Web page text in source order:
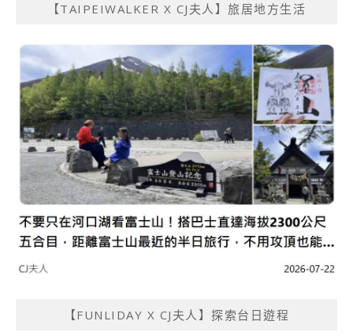
【TAIPEIWALKER X CJ夫人】旅居地方生活
【FUNLIDAY X CJ夫人】探索台日遊程